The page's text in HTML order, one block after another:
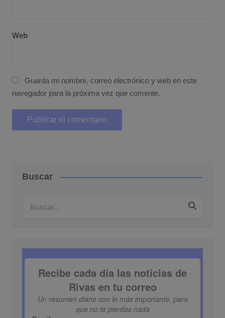
Web
Guarda mi nombre, correo electrónico y web en este
navegador para la próxima vez que comente.
Buscar